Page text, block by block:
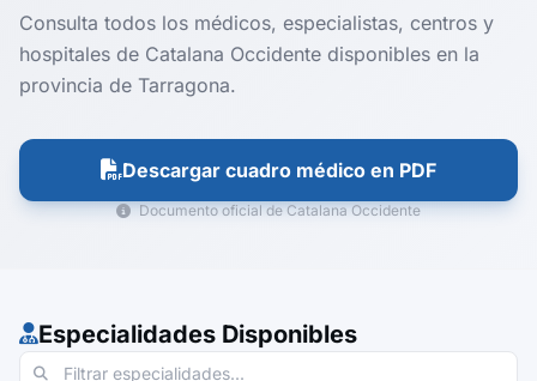
Consulta todos los médicos, especialistas, centros y
hospitales de Catalana Occidente disponibles en la
provincia de Tarragona.
Descargar cuadro médico en PDF
Documento oficial de Catalana Occidente
Especialidades Disponibles